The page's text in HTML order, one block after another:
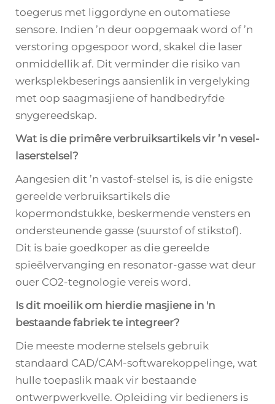
toegerus met liggordyne en outomatiese
sensore. Indien ’n deur oopgemaak word of ’n
verstoring opgespoor word, skakel die laser
onmiddellik af. Dit verminder die risiko van
werksplekbeserings aansienlik in vergelyking
met oop saagmasjiene of handbedryfde
snygereedskap.
Wat is die primêre verbruiksartikels vir ’n vesel-
laserstelsel?
Aangesien dit ’n vastof-stelsel is, is die enigste
gereelde verbruiksartikels die
kopermondstukke, beskermende vensters en
ondersteunende gasse (suurstof of stikstof).
Dit is baie goedkoper as die gereelde
spieëlvervanging en resonator-gasse wat deur
ouer CO2-tegnologie vereis word.
Is dit moeilik om hierdie masjiene in 'n
bestaande fabriek te integreer?
Die meeste moderne stelsels gebruik
standaard CAD/CAM-softwarekoppelinge, wat
hulle toepaslik maak vir bestaande
ontwerpwerkvelle. Opleiding vir bedieners is